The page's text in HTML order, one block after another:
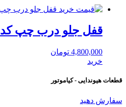
قفل جلو درب چپ کد 813102W010 هیوندای موبیس
4,800,000 تومان
خرید
قطعات هیوندایی - کیاموتور
سفارش دهید